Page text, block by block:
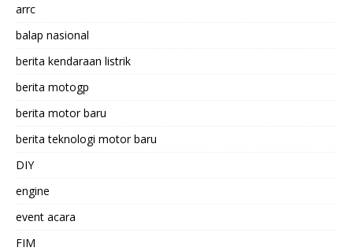
arrc
balap nasional
berita kendaraan listrik
berita motogp
berita motor baru
berita teknologi motor baru
DIY
engine
event acara
FIM